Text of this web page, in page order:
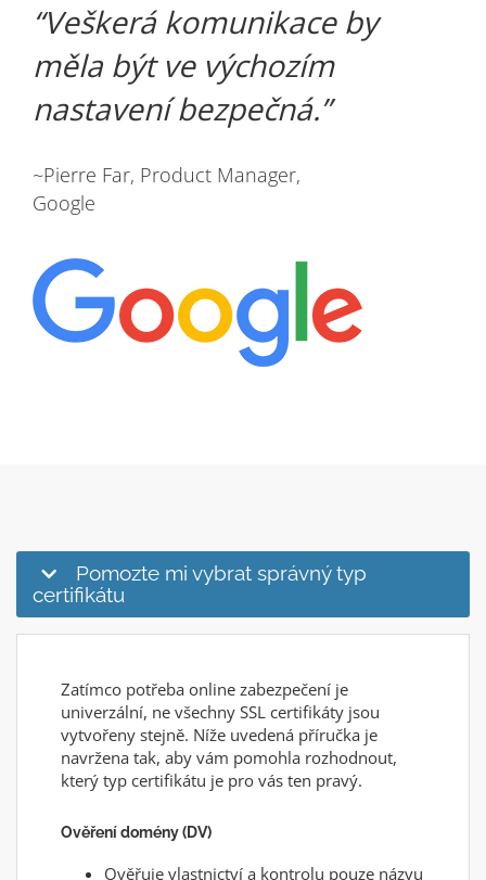
Veškerá komunikace by
měla být ve výchozím
nastavení bezpečná.
~Pierre Far, Product Manager,
Google
Pomozte mi vybrat správný typ
certifikátu
Zatímco potřeba online zabezpečení je
univerzální, ne všechny SSL certifikáty jsou
vytvořeny stejně. Níže uvedená příručka je
navržena tak, aby vám pomohla rozhodnout,
který typ certifikátu je pro vás ten pravý.
Ověření domény (DV)
Ověřuje vlastnictví a kontrolu pouze názvu